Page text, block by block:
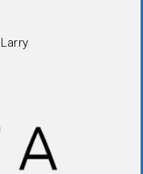
Larry